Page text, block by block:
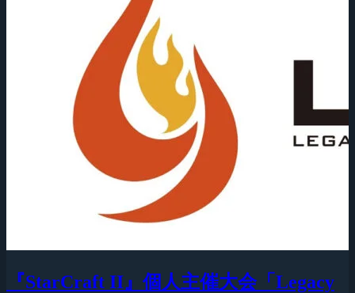
『StarCraft II』個人主催大会「Legacy